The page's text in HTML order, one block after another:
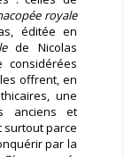
royale
éditée en
de Nicolas
considérées
offrent, en
une
anciens et
surtout parce
par la